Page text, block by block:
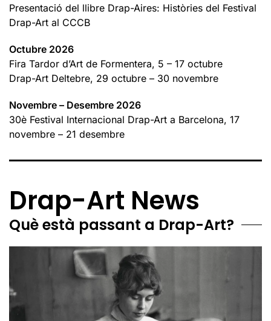
Presentació del llibre Drap-Aires: Històries del Festival
Drap-Art al CCCB
Octubre 2026
Fira Tardor d’Art de Formentera, 5 – 17 octubre
Drap-Art Deltebre, 29 octubre – 30 novembre
Novembre – Desembre 2026
30è Festival Internacional Drap-Art a Barcelona, 17
novembre – 21 desembre
Drap-Art News
Què està passant a Drap-Art?